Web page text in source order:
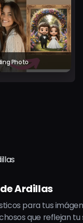
Photo
Ardillas
para tus
que reflejan tu